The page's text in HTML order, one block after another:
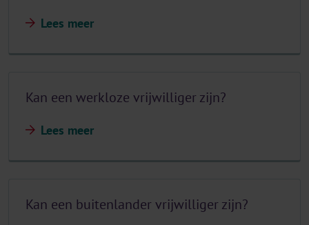
Lees meer
Kan een werkloze vrijwilliger zijn?
Lees meer
Kan een buitenlander vrijwilliger zijn?